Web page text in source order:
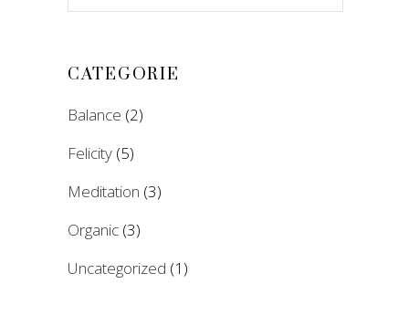
CATEGORIE
Balance (2)
Felicity (5)
Meditation (3)
Organic (3)
Uncategorized (1)